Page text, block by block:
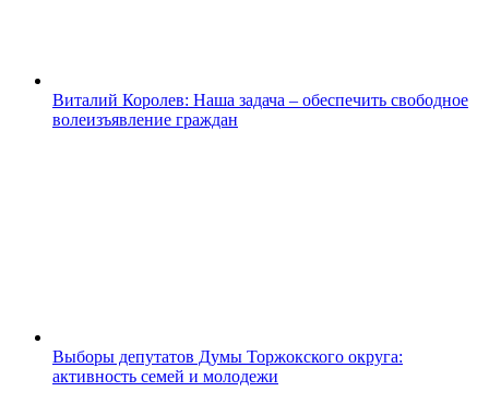
Виталий Королев: Наша задача – обеспечить свободное
волеизъявление граждан
Выборы депутатов Думы Торжокского округа:
активность семей и молодежи